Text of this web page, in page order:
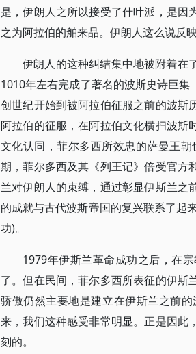
是，伊朗人之所以接受了什叶派，是因
之为阿拉伯的舶来品。伊朗人这么说反
伊朗人的这种纠结集中地被附着在
1010年左右完成了著名的波斯史诗巨
创世纪开始到被阿拉伯征服之前的波斯
阿拉伯的征服，在阿拉伯文化横扫波斯
文化认同，菲尔多西所效忠的萨曼王
期，菲尔多西及其《列王记》倍受官方
兰对伊朗人的束缚，通过彰显伊斯兰之
的成就与古代波斯帝国的复兴联系了起
功)。
1979年伊斯兰革命成功之后，在
了。但在民间，菲尔多西所表征的伊斯
骄傲仍然主要地是建立在伊斯兰之前
来，我们这种感受非常明显。正是因此
刻的。